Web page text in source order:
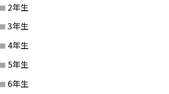
2年生
3年生
4年生
5年生
6年生